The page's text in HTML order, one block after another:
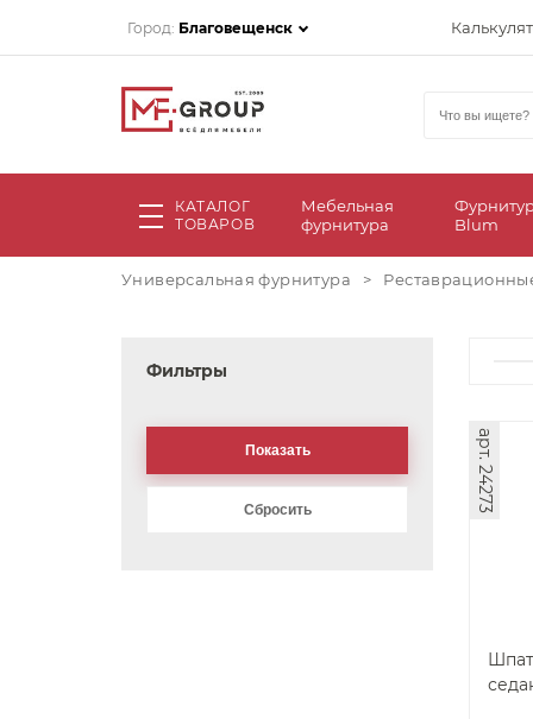
Город: Благовещенск
КАТАЛОГ
ТОВАРОВ
Мебельная
фурнитура
Blum
Универсальная фурнитура >
Фильтры
арт. 24273